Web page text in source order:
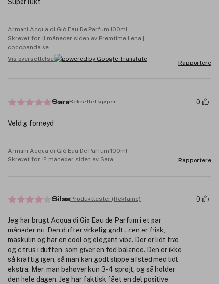
Super lukt
Armani Acqua di Giò Eau De Parfum 100ml
Skrevet for 11 måneder siden av Premtime Lena |
cocopanda.se
Vis oversettelse
Rapportere
SaraBekreftet kjøper 0
Veldig fornøyd
Armani Acqua di Giò Eau De Parfum 100ml
Skrevet for 12 måneder siden av Sara
Rapportere
SilasProdukttester (Reklame) 0
Jeg har brugt Acqua di Gio Eau de Parfum i et par
måneder nu. Den dufter virkelig godt – den er frisk,
maskulin og har en cool og elegant vibe. Der er lidt træ
og citrus i duften, som giver en fed balance. Den er ikke
så kraftig igen, så man kan godt slippe afsted med lidt
ekstra. Men man behøver kun 3-4 sprøjt, og så holder
den hele dagen. Jeg har faktisk fået en del positive